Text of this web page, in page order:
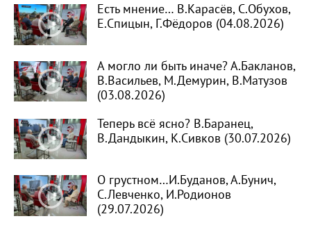
Есть мнение… В.Карасёв, С.Обухов,
Е.Спицын, Г.Фёдоров (04.08.2026)
А могло ли быть иначе? А.Бакланов,
В.Васильев, М.Демурин, В.Матузов
(03.08.2026)
Теперь всё ясно? В.Баранец,
В.Дандыкин, К.Сивков (30.07.2026)
О грустном…И.Буданов, А.Бунич,
С.Левченко, И.Родионов
(29.07.2026)